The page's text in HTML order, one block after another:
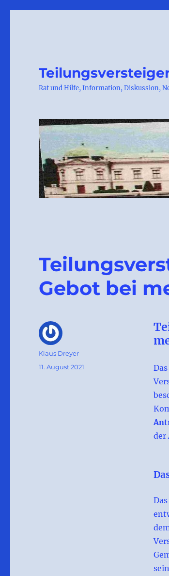
Rat und Hilfe, Information, Diskussion,
Gebot bei
der
Autor
Klaus Dreyer
Veröffentlicht
11. August 2021